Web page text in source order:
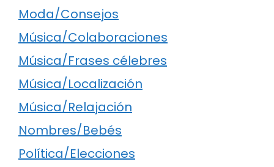
Moda/Consejos
Música/Colaboraciones
Música/Frases célebres
Música/Localización
Música/Relajación
Nombres/Bebés
Política/Elecciones